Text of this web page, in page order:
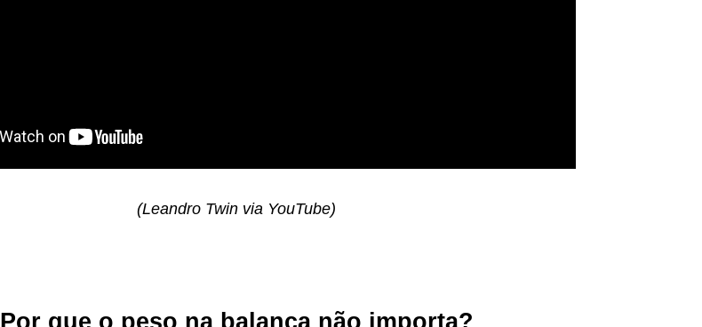
(Leandro Twin via YouTube)
Por que o peso na balança não importa?